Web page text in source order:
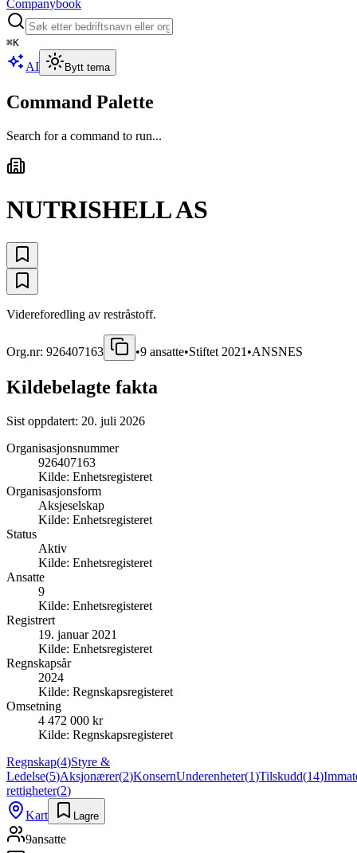
Companybook
⌘K
AI Bytt tema
Command Palette
Search for a command to run...
NUTRISHELL AS
Videreforedling av restråstoff.
Org.nr: 926407163 •9 ansatte•Stiftet 2021 •ANSNES
Kildebelagte fakta
Sist oppdatert: 20. juli 2026
Organisasjonsnummer
926407163
Kilde: Enhetsregisteret
Organisasjonsform
Aksjeselskap
Kilde: Enhetsregisteret
Status
Aktiv
Kilde: Enhetsregisteret
Ansatte
9
Kilde: Enhetsregisteret
Registrert
19. januar 2021
Kilde: Enhetsregisteret
Regnskapsår
2024
Kilde: Regnskapsregisteret
Omsetning
4 472 000 kr
Kilde: Regnskapsregisteret
Regnskap(4)Styre &
Ledelse(5)Aksjonærer(2)KonsernUnderenheter(1)Tilskudd(14)
rettigheter(2)
Kart
Lagre
9ansatte